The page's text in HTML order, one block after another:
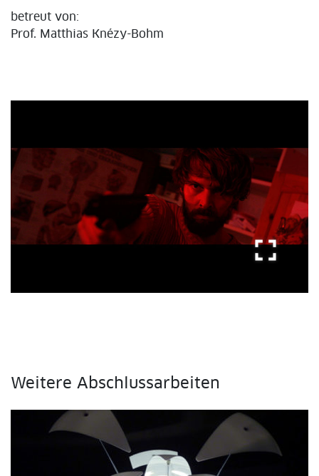
betreut von:
Prof. Matthias Knézy-Bohm
fullscreen
Weitere Abschlussarbeiten